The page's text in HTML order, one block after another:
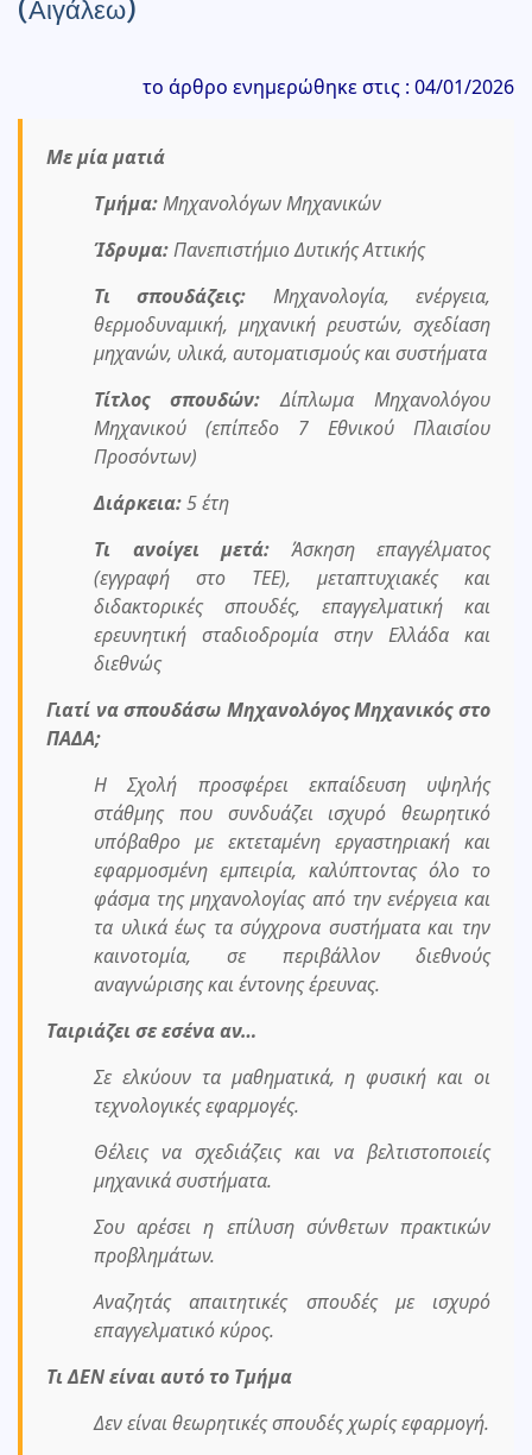
(Αιγάλεω)
το άρθρο ενημερώθηκε στις : 04/01/2026
Με μία ματιά
Τμήμα:Μηχανολόγων Μηχανικών
Ίδρυμα:Πανεπιστήμιο Δυτικής Αττικής
Τι σπουδάζεις: Μηχανολογία, ενέργεια,
θερμοδυναμική, μηχανική ρευστών, σχεδίαση
μηχανών, υλικά, αυτοματισμούς και συστήματα
Τίτλος σπουδών: Δίπλωμα Μηχανολόγου
Μηχανικού (επίπεδο 7 Εθνικού Πλαισίου
Προσόντων)
Διάρκεια:5 έτη
Τι ανοίγει μετά: Άσκηση επαγγέλματος
(εγγραφή στο ΤΕΕ), μεταπτυχιακές και
διδακτορικές σπουδές, επαγγελματική και
ερευνητική σταδιοδρομία στην Ελλάδα και
διεθνώς
Γιατί να σπουδάσω Μηχανολόγος Μηχανικός στο
ΠΑΔΑ;
Η Σχολή προσφέρει εκπαίδευση υψηλής
στάθμης που συνδυάζει ισχυρό θεωρητικό
υπόβαθρο με εκτεταμένη εργαστηριακή και
εφαρμοσμένη εμπειρία, καλύπτοντας όλο το
φάσμα της μηχανολογίας από την ενέργεια και
τα υλικά έως τα σύγχρονα συστήματα και την
καινοτομία, σε περιβάλλον διεθνούς
αναγνώρισης και έντονης έρευνας.
Ταιριάζει σε εσένα αν…
Σε ελκύουν τα μαθηματικά, η φυσική και οι
τεχνολογικές εφαρμογές.
Θέλεις να σχεδιάζεις και να βελτιστοποιείς
μηχανικά συστήματα.
Σου αρέσει η επίλυση σύνθετων πρακτικών
προβλημάτων.
Αναζητάς απαιτητικές σπουδές με ισχυρό
επαγγελματικό κύρος.
Τι ΔΕΝ είναι αυτό το Τμήμα
Δεν είναι θεωρητικές σπουδές χωρίς εφαρμογή.